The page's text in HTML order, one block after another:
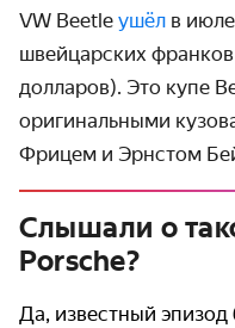
VW Beetle ушёл в
швейцарских
долларов). Это купе
оригинальными
Фрицем и Эрнстом
Слышали о
Porsche?
Да, известный